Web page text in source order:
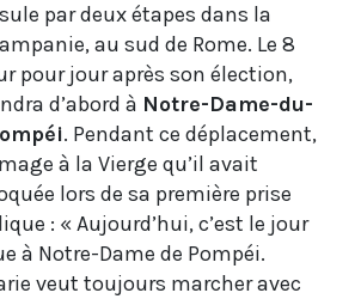
par deux étapes dans la
au sud de Rome. Le 8
pour jour après son élection,
d’abord à Notre-Dame-du-
. Pendant ce déplacement,
à la Vierge qu’il avait
lors de sa première prise
: « Aujourd’hui, c’est le jour
à Notre-Dame de Pompéi.
veut toujours marcher avec